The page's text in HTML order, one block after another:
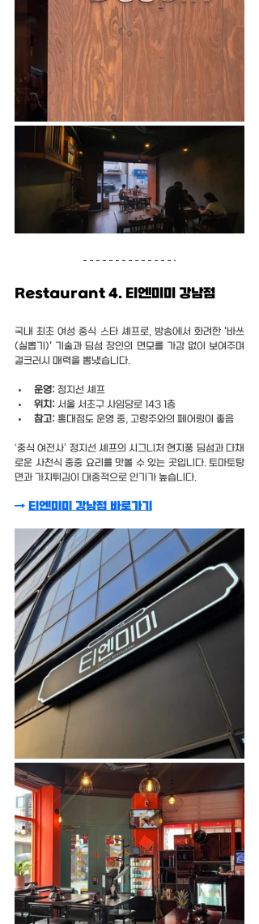
Restaurant 4. 티엔미미 강남점
국내 최초 여성 중식 스타 셰프로, 방송에서 화려한 '바쓰
(실뽑기)' 기술과 딤섬 장인의 면모를 가감 없이 보여주며
걸크러시 매력을 뽐냈습니다.
운영: 정지선 셰프
위치: 서울 서초구 사임당로 143 1층
참고: 홍대점도 운영 중, 고량주와의 페어링이 좋음
‘중식 여전사’ 정지선 셰프의 시그니처 현지풍 딤섬과 다채
로운 사천식 중중 요리를 맛볼 수 있는 곳입니다. 토마토탕
면과 가지튀김이 대중적으로 인기가 높습니다.
→ 티엔미미 강남점 바로가기